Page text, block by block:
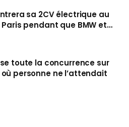
sa 2CV électrique au
pendant que BMW et
le salon
toute la concurrence sur
personne ne l’attendait